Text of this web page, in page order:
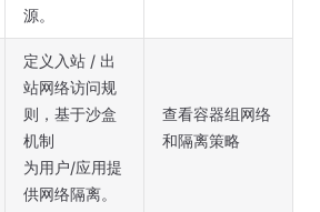
源。
定义入站 / 出
站网络访问规
则，基于沙盒
机制
为用户/应用提
供网络隔离。
查看容器组网络
和隔离策略